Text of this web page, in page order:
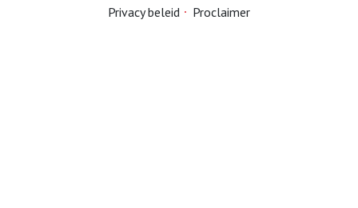
Privacy beleid
Proclaimer